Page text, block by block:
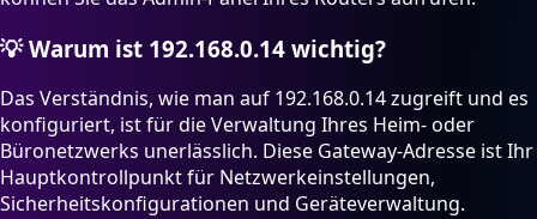
💡Warum ist 192.168.0.14 wichtig?
Das Verständnis, wie man auf 192.168.0.14 zugreift und es
konfiguriert, ist für die Verwaltung Ihres Heim- oder
Büronetzwerks unerlässlich. Diese Gateway-Adresse ist Ihr
Hauptkontrollpunkt für Netzwerkeinstellungen,
Sicherheitskonfigurationen und Geräteverwaltung.